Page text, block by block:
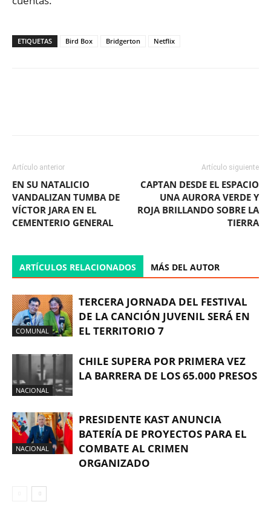
ETIQUETAS Bird Box Bridgerton Netflix
Artículo anterior
EN SU NATALICIO
VANDALIZAN TUMBA DE
VÍCTOR JARA EN EL
CEMENTERIO GENERAL
Artículo siguiente
CAPTAN DESDE EL ESPACIO
UNA AURORA VERDE Y
ROJA BRILLANDO SOBRE LA
TIERRA
ARTÍCULOS RELACIONADOS MÁS DEL AUTOR
COMUNAL
TERCERA JORNADA DEL FESTIVAL
DE LA CANCIÓN JUVENIL SERÁ EN
EL TERRITORIO 7
NACIONAL
CHILE SUPERA POR PRIMERA VEZ
LA BARRERA DE LOS 65.000 PRESOS
NACIONAL
PRESIDENTE KAST ANUNCIA
BATERÍA DE PROYECTOS PARA EL
COMBATE AL CRIMEN
ORGANIZADO